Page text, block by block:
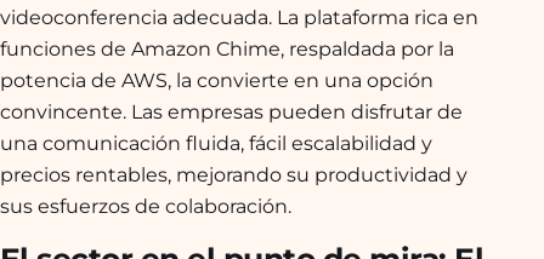
videoconferencia adecuada. La plataforma rica en
funciones de Amazon Chime, respaldada por la
potencia de AWS, la convierte en una opción
convincente. Las empresas pueden disfrutar de
una comunicación fluida, fácil escalabilidad y
precios rentables, mejorando su productividad y
sus esfuerzos de colaboración.